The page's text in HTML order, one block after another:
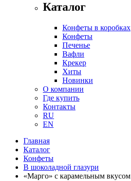
Каталог
Конфеты в коробках
Конфеты
Печенье
Вафли
Крекер
Хиты
Новинки
О компании
Где купить
Контакты
RU
EN
Главная
Каталог
Конфеты
В шоколадной глазури
«Марго» с карамельным вкусом